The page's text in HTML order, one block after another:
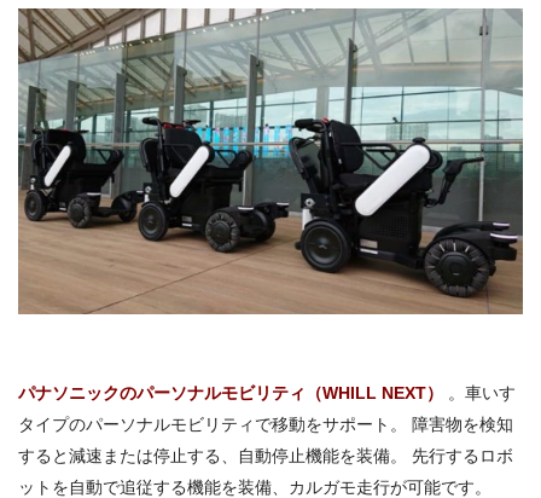
パナソニックのパーソナルモビリティ（WHILL NEXT）
。車いす
タイプのパーソナルモビリティで移動をサポート。 障害物を検知
すると減速または停止する、自動停止機能を装備。 先行するロボ
ットを自動で追従する機能を装備、カルガモ走行が可能です。